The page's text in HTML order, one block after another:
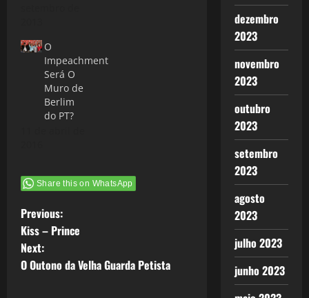
O
Impeachment
Será O
Muro de
Berlim
do PT?
Share this on WhatsApp
P
o
s
Previous:
Kiss – Prince
Next:
O Outono da Velha Guarda Petista
dezembro
2023
novembro
2023
outubro
2023
setembro
2023
agosto
2023
julho 2023
junho 2023